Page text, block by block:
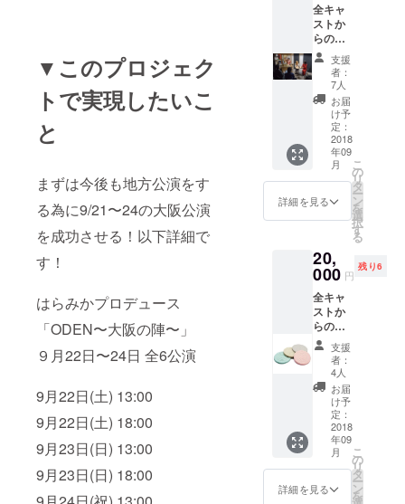
▼このプロジェク
トで実現したいこ
と
まずは今後も地方公演をす
る為に9/21〜24の大阪公演
を成功させる！以下詳細で
す！
はらみかプロデュース
「ODEN〜大阪の陣〜」
９月22日〜24日 全6公演
9月22日(土) 13:00
9月22日(土) 18:00
9月23日(日) 13:00
9月23日(日) 18:00
全キャ
ストか
らのお
礼メー
ル➕動画
➕公演チ
ケット
(知り合
いの方
へプレ
ゼント
も可能
です)
支援
者：
7人
お届
け予
定：
2018
年09
月
詳細を見る
こ
の
リ
タ
ー
ン
を
選
択
す
る
20,
000 円
残り6
全キャ
ストか
らのお
礼メー
ル➕動画
➕公演チ
ケット
(知り合
いの方
へプレ
ゼント
も可能
です)➕
スペ
シャル
支援
者：
4人
お届
け予
定：
2018
年09
月
詳細を見る
こ
の
リ
タ
ー
ン
を